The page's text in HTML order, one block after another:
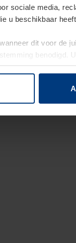
sociale media,
u beschikbaar
dit voor de
benodigd.
website wijzigen